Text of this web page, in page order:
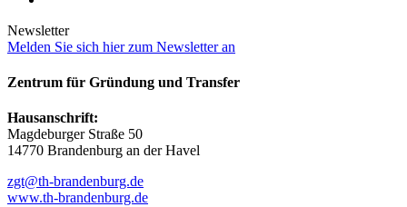
Newsletter
Melden Sie sich hier zum Newsletter an
Zentrum für Gründung und Transfer
Hausanschrift:
Magdeburger Straße 50
14770 Brandenburg an der Havel
zgt@th-brandenburg.de
www.th-brandenburg.de